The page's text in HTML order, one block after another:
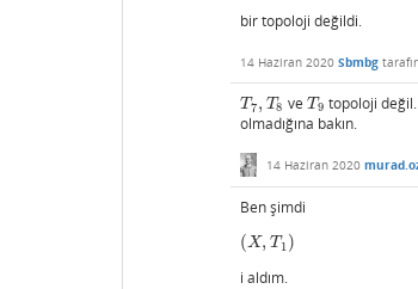
bir topoloji değildi.
14 Haziran 2020 Sbmbg
T7, T8
T7,T8 veT9
T9 topoloji değil.
olmadığına bakın.
14 Haziran 2020
Ben şimdi
(X, T 1 )
(X, T1)
i aldım.